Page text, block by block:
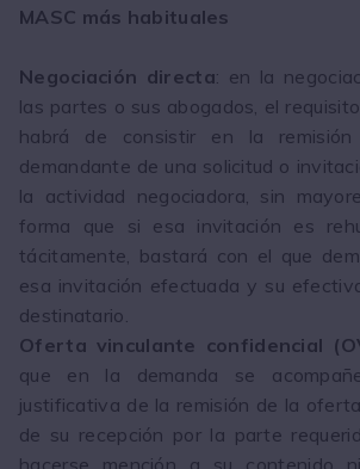
MASC más habituales
Negociación directa: en la
las partes o sus abogados, el
habrá de consistir en la
demandante de una solicitud o
la actividad negociadora, sin
forma que si esa invitación es
tácitamente, bastará con el que
esa invitación efectuada y su
destinatario.
Oferta vinculante confidencial
que en la demanda se
justificativa de la remisión de la
de su recepción por la parte
hacerse mención a su contenido